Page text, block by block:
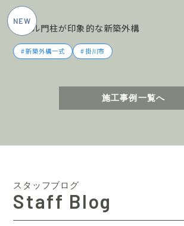
タイル門柱が印象的な新築外構
新築外構一式 掛川市
施工事例一覧へ
スタッフブログ
Staff Blog